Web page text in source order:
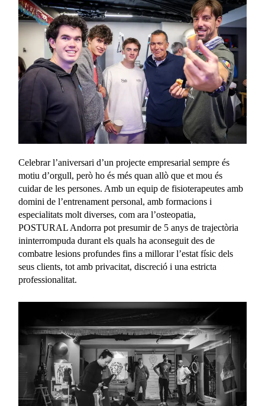
Celebrar l’aniversari d’un projecte empresarial sempre és
motiu d’orgull, però ho és més quan allò que et mou és
cuidar de les persones. Amb un equip de fisioterapeutes amb
domini de l’entrenament personal, amb formacions i
especialitats molt diverses, com ara l’osteopatia,
POSTURAL Andorra pot presumir de 5 anys de trajectòria
ininterrompuda durant els quals ha aconseguit des de
combatre lesions profundes fins a millorar l’estat físic dels
seus clients, tot amb privacitat, discreció i una estricta
professionalitat.